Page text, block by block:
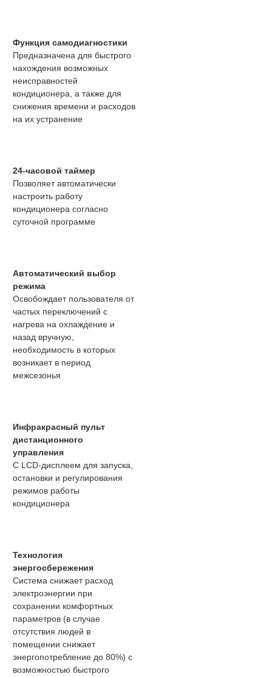
Функция самодиагностики
Предназначена для быстрого
нахождения возможных
неисправностей
кондиционера, а также для
снижения времени и расходов
на их устранение
24-часовой таймер
Позволяет автоматически
настроить работу
кондиционера согласно
суточной программе
Автоматический выбор
режима
Освобождает пользователя от
частых переключений с
нагрева на охлаждение и
назад вручную,
необходимость в которых
возникает в период
межсезонья
Инфракрасный пульт
дистанционного
управления
С LCD-дисплеем для запуска,
остановки и регулирования
режимов работы
кондиционера
Технология
энергосбережения
Система снижает расход
электроэнергии при
сохранении комфортных
параметров (в случае
отсутствия людей в
помещении снижает
энергопотребление до 80%) с
возможностью быстрого